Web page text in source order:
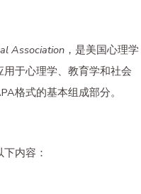
Association ，是美国心理学
于心理学、教育学和社会
格式的基本组成部分。
内容：